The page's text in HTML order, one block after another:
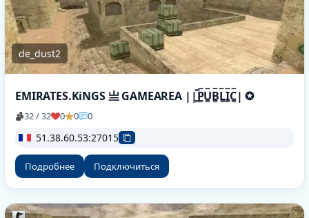
de_dust2
EMIRATES.KiNGS 亗 GAMEAREA ||͇̿P͇̿U͇̿B͇̿L͇̿I͇̿C͇̿| ✪
32 / 32 0 0 0
51.38.60.53:27015
Подробнее Подключиться